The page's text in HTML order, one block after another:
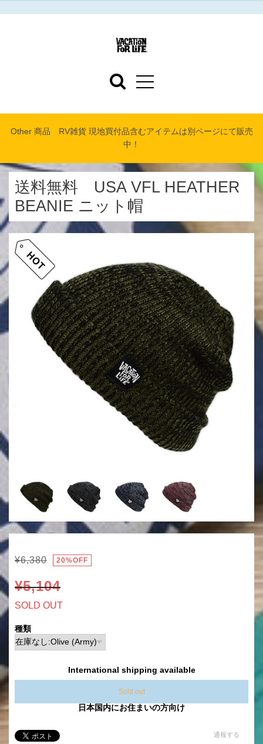
Other 商品 RV雑貨 現地買付品含むアイテムは別ページにて販売
中！
送料無料 USA VFL HEATHER
BEANIE ニット帽
¥6,380 20%OFF
¥5,104
SOLD OUT
種類
International shipping available
Sold out
日本国内にお住まいの方向け
通報する